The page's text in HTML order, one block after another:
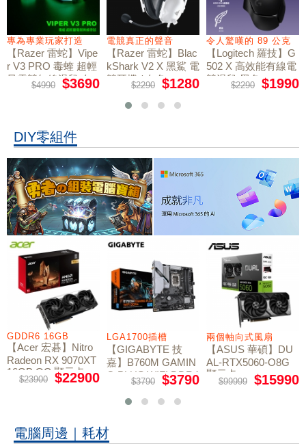
專為專業玩家打造
【Razer 雷蛇】Vipe
r V3 PRO 毒蝰 超輕
量電競無線滑鼠 白
$4990 $3690
電競真正的聲音
【Razer 雷蛇】Blac
kShark V2 X 黑鯊 電
競耳機 / 白色
$2290 $1280
令人驚嘆的 89 公克
【Logitech 羅技】G
502 X 高效能有線電
競滑鼠 黑色
$2290 $1990
DIY零組件
GDDR6 16GB
【Acer 宏碁】Nitro
Radeon RX 9070XT
16GB OC 顯示卡
$23900 $22900
LGA1700插槽
【GIGABYTE 技
嘉】B760M GAMIN
G PLUS WIFI DDR4
主機板$3790 $3790
兩個軸向式風扇
【ASUS 華碩】DU
AL-RTX5060-O8G
顯示卡
$99999 $15990
電腦周邊｜耗材